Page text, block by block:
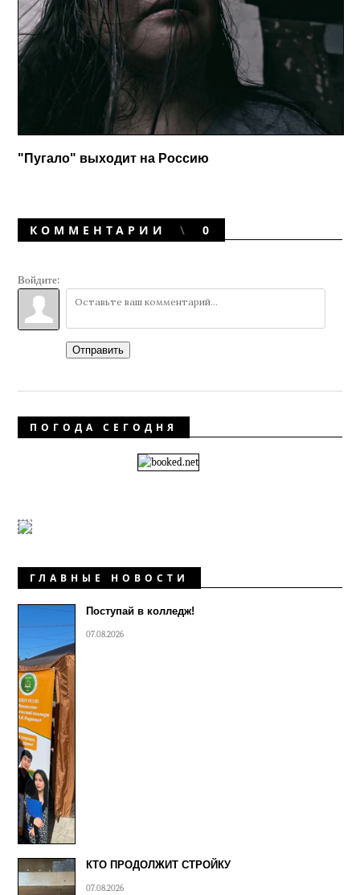
"Пугало" выходит на Россию
КОММЕНТАРИИ 0
Войдите:
Отправить
ПОГОДА СЕГОДНЯ
ГЛАВНЫЕ НОВОСТИ
Поступай в колледж!
07.08.2026
КТО ПРОДОЛЖИТ СТРОЙКУ
07.08.2026